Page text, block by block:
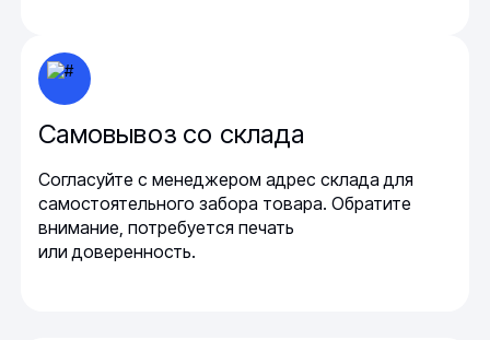
Самовывоз со склада
Согласуйте с менеджером адрес склада для
самостоятельного забора товара. Обратите
внимание, потребуется печать
или доверенность.